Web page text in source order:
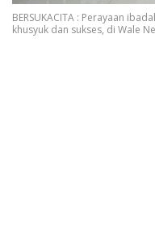
BERSUKACITA : Perayaan
khusyuk dan sukses, di Wale